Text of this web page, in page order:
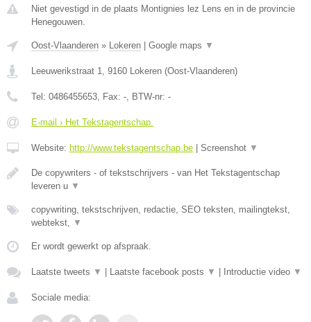
Niet gevestigd in de plaats Montignies lez Lens en in de provincie
Henegouwen.
Oost-Vlaanderen » Lokeren Google maps ▼
Leeuwerikstraat 1, 9160 Lokeren (Oost-Vlaanderen)
Tel: 0486455653, Fax: -, BTW-nr: -
E-mail › Het Tekstagentschap.
Website: http://www.tekstagentschap.be Screenshot ▼
De copywriters - of tekstschrijvers - van Het Tekstagentschap
leveren u ▼
copywriting, tekstschrijven, redactie, SEO teksten, mailingtekst,
webtekst, ▼
Er wordt gewerkt op afspraak.
Laatste tweets ▼ Laatste facebook posts ▼ Introductie video ▼
Sociale media: